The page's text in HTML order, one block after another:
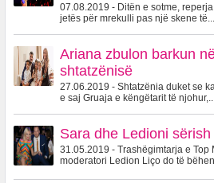
07.08.2019 - Ditën e sotme,
jetës për mrekulli pas një skene të...
Ariana zbulon barkun
shtatzënisë
27.06.2019 - Shtatzënia duket se
e saj Gruaja e këngëtarit të
Sara dhe Ledioni
31.05.2019 - Trashëgimtarja e Top
moderatori Ledion Liço do të